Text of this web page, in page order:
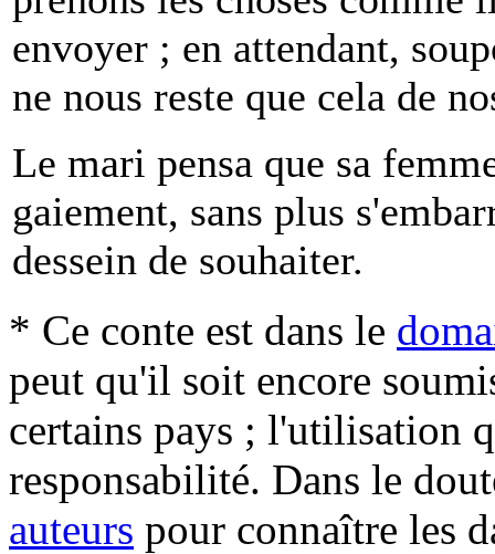
envoyer ; en attendant,
ne nous reste que cela de
Le mari pensa que sa
gaiement, sans plus
dessein de souhaiter.
* Ce conte est dans le
peut qu'il soit encore
certains pays ; l'utilisation
responsabilité. Dans le
auteurs pour connaître les